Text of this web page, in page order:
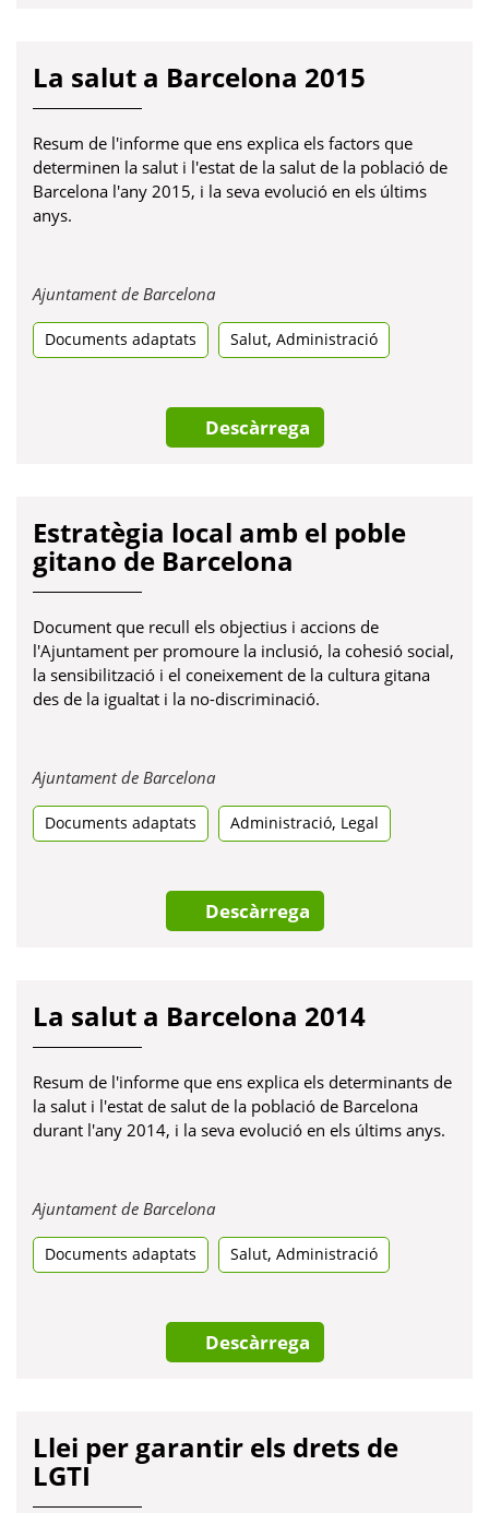
La salut a Barcelona 2015
Resum de l'informe que ens explica els factors que
determinen la salut i l'estat de la salut de la població de
Barcelona l'any 2015, i la seva evolució en els últims
anys.
Ajuntament de BarcelonaObre
una
pestanya
Documents adaptats Salut, Administració
Descàrrega
Estratègia local amb el poble
gitano de Barcelona
Document que recull els objectius i accions de
l'Ajuntament per promoure la inclusió, la cohesió social,
la sensibilització i el coneixement de la cultura gitana
des de la igualtat i la no-discriminació.
Ajuntament de BarcelonaObre
una
pestanya
Documents adaptats Administració, Legal
Descàrrega
La salut a Barcelona 2014
Resum de l'informe que ens explica els determinants de
la salut i l'estat de salut de la població de Barcelona
durant l'any 2014, i la seva evolució en els últims anys.
Ajuntament de BarcelonaObre
una
pestanya
Documents adaptats Salut, Administració
Descàrrega
Llei per garantir els drets de
LGTI